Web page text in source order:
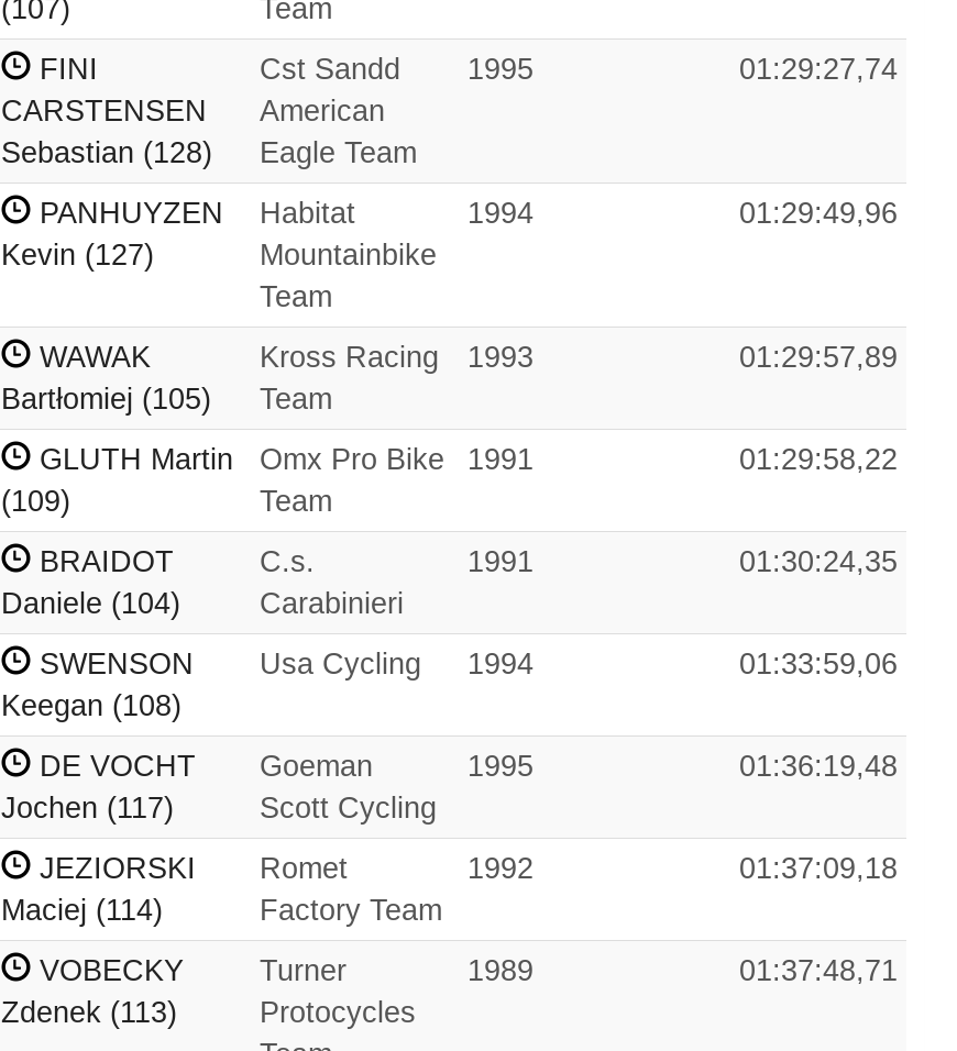
(107)
Team
FINI
CARSTENSEN
Sebastian (128)
Cst Sandd
American
Eagle Team
1995 01:29:27,74
PANHUYZEN
Kevin (127)
Habitat
Mountainbike
Team
1994 01:29:49,96
WAWAK
Bartłomiej (105)
Kross Racing
Team
1993 01:29:57,89
GLUTH Martin
(109)
Omx Pro Bike
Team
1991 01:29:58,22
BRAIDOT
Daniele (104)
C.s.
Carabinieri
1991 01:30:24,35
SWENSON
Keegan (108)
Usa Cycling 1994 01:33:59,06
DE VOCHT
Jochen (117)
Goeman
Scott Cycling
1995 01:36:19,48
JEZIORSKI
Maciej (114)
Romet
Factory Team
1992 01:37:09,18
VOBECKY
Zdenek (113)
Turner
Protocycles
1989 01:37:48,71